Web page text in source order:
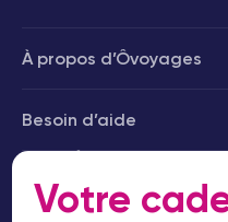
À propos d’Ôvoyages
Besoin d’aide
Votre